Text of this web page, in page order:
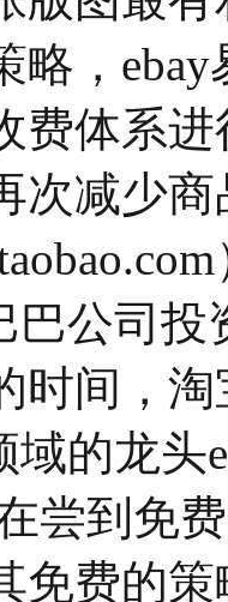
略，
费体系
次减少
巴公司
时间，
域的龙头
到免费
免费的